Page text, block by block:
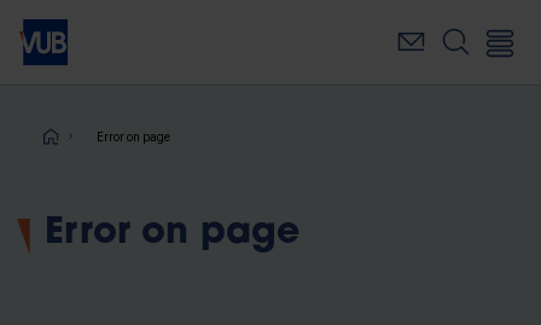
Skip
main
Breadcrumb
Error on page
Error on page